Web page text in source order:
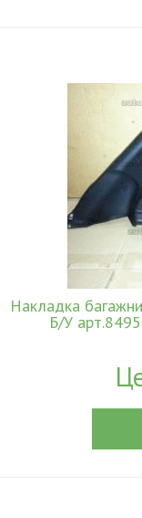
Накладка
Б/У